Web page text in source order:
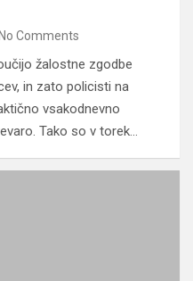
No Comments
žalostne zgodbe
in zato policisti na
vsakodnevno
Tako so v torek…